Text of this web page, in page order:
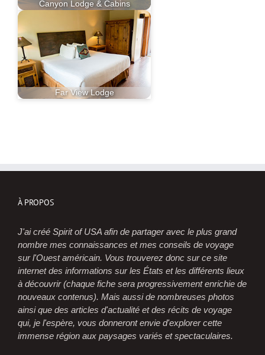
Canyon Lodge & Cabins
Far View Lodge
À PROPOS
J'ai créé Spirit of USA afin de partager avec le plus grand
nombre mes connaissances et mes conseils de voyage
sur l'Ouest américain. Vous trouverez donc sur ce site
internet des informations sur les États et les différents lieux
à découvrir (chaque fiche sera progressivement enrichie de
nouveaux contenus). Mais aussi de nombreuses photos
ainsi que des articles d'actualité et des récits de voyage
qui, je l'espère, vous donneront envie d'explorer cette
immense région aux paysages variés et spectaculaires.